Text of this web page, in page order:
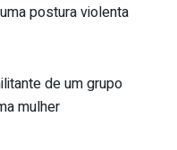
postura violenta
de um grupo
mulher